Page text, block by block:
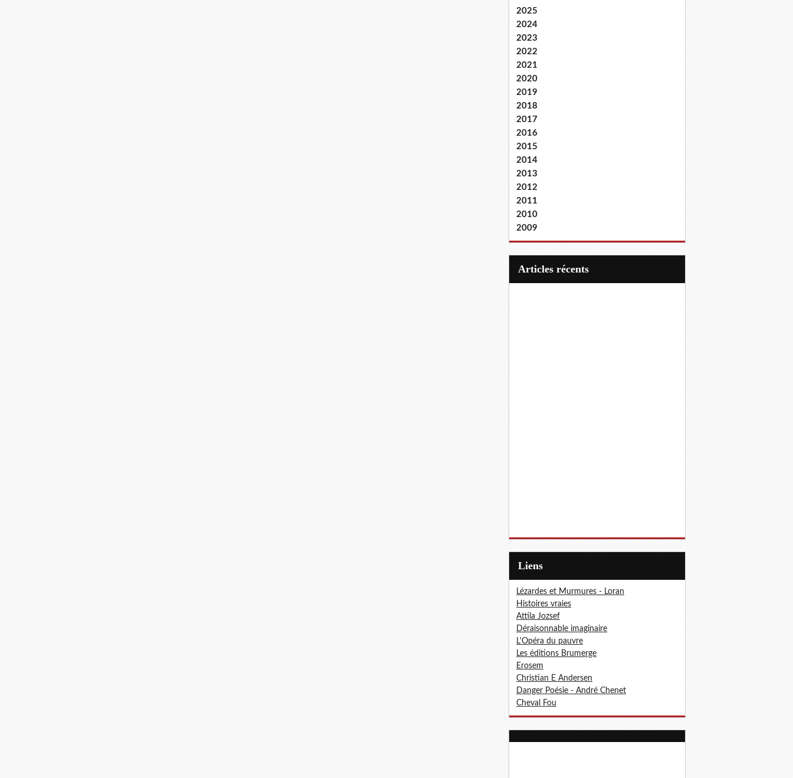
2025
2024
2023
2022
2021
2020
2019
2018
2017
2016
2015
2014
2013
2012
2011
2010
2009
articles récents
Liens
Lézardes et Murmures - Loran
Histoires vraies
Attila Jozsef
Déraisonnable imaginaire
L'Opéra du pauvre
Les éditions Brumerge
Erosem
Christian E Andersen
Danger Poésie - André Chenet
Cheval Fou